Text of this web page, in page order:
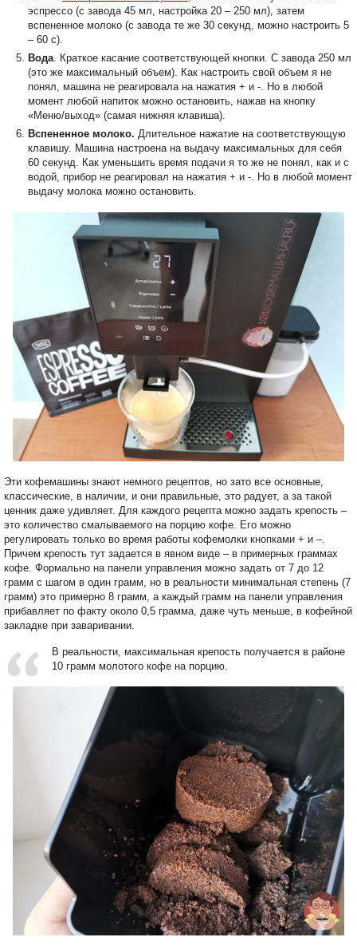
эспрессо (с завода 45 мл, настройка 20 – 250 мл), затем
вспененное молоко (с завода те же 30 секунд, можно настроить 5
– 60 с).
Вода. Краткое касание соответствующей кнопки. С завода 250 мл
(это же максимальный объем). Как настроить свой объем я не
понял, машина не реагировала на нажатия + и -. Но в любой
момент любой напиток можно остановить, нажав на кнопку
«Меню/выход» (самая нижняя клавиша).
Вспененное молоко. Длительное нажатие на соответствующую
клавишу. Машина настроена на выдачу максимальных для себя
60 секунд. Как уменьшить время подачи я то же не понял, как и с
водой, прибор не реагировал на нажатия + и -. Но в любой момент
выдачу молока можно остановить.
Эти кофемашины знают немного рецептов, но зато все основные,
классические, в наличии, и они правильные, это радует, а за такой
ценник даже удивляет. Для каждого рецепта можно задать крепость –
это количество смалываемого на порцию кофе. Его можно
регулировать только во время работы кофемолки кнопками + и –.
Причем крепость тут задается в явном виде – в примерных граммах
кофе. Формально на панели управления можно задать от 7 до 12
грамм с шагом в один грамм, но в реальности минимальная степень (7
грамм) это примерно 8 грамм, а каждый грамм на панели управления
прибавляет по факту около 0,5 грамма, даже чуть меньше, в кофейной
закладке при заваривании.
В реальности, максимальная крепость получается в районе
10 грамм молотого кофе на порцию.